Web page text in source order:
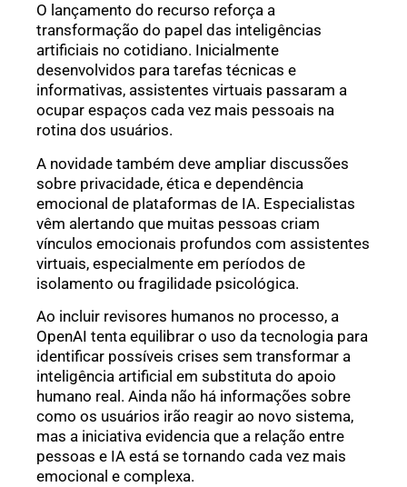
O lançamento do recurso reforça a
transformação do papel das inteligências
artificiais no cotidiano. Inicialmente
desenvolvidos para tarefas técnicas e
informativas, assistentes virtuais passaram a
ocupar espaços cada vez mais pessoais na
rotina dos usuários.
A novidade também deve ampliar discussões
sobre privacidade, ética e dependência
emocional de plataformas de IA. Especialistas
vêm alertando que muitas pessoas criam
vínculos emocionais profundos com assistentes
virtuais, especialmente em períodos de
isolamento ou fragilidade psicológica.
Ao incluir revisores humanos no processo, a
OpenAI tenta equilibrar o uso da tecnologia para
identificar possíveis crises sem transformar a
inteligência artificial em substituta do apoio
humano real. Ainda não há informações sobre
como os usuários irão reagir ao novo sistema,
mas a iniciativa evidencia que a relação entre
pessoas e IA está se tornando cada vez mais
emocional e complexa.